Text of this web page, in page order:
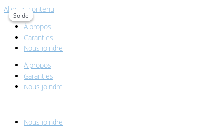
Aller au contenu
À propos
Garanties
Nous joindre
À propos
Garanties
Nous joindre
Nous joindre
Solde
Solde